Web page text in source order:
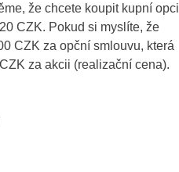
že chcete koupit kupní opci
CZK. Pokud si myslíte, že
CZK za opční smlouvu, která
za akcii (realizační cena).